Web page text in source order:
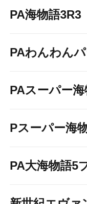
PA海物語3R3
PAわんわん
PAスーパー
Pスーパー海
PA大海物語5